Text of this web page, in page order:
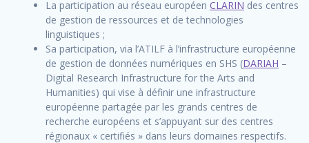
La participation au réseau européen CLARIN des centres
de gestion de ressources et de technologies
linguistiques ;
Sa participation, via l’ATILF à l’infrastructure européenne
de gestion de données numériques en SHS (DARIAH –
Digital Research Infrastructure for the Arts and
Humanities) qui vise à définir une infrastructure
européenne partagée par les grands centres de
recherche européens et s’appuyant sur des centres
régionaux « certifiés » dans leurs domaines respectifs.